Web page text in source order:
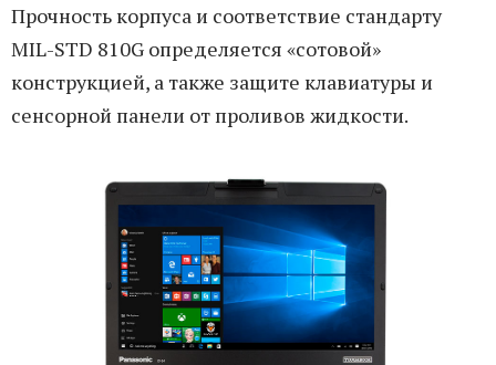
Прочность корпуса и соответствие стандарту
MIL-STD 810G определяется «сотовой»
конструкцией, а также защите клавиатуры и
сенсорной панели от проливов жидкости.